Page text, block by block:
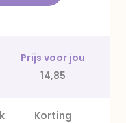
Prijs voor jou
14,85
Korting